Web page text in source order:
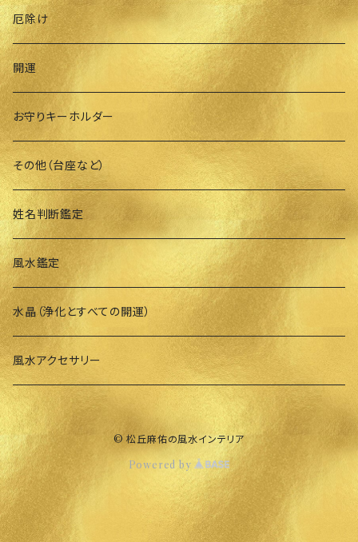
厄除け
開運
お守りキーホルダー
その他（台座など）
姓名判断鑑定
風水鑑定
水晶（浄化とすべての開運）
風水アクセサリー
© 松丘麻佑の風水インテリア
Powered by